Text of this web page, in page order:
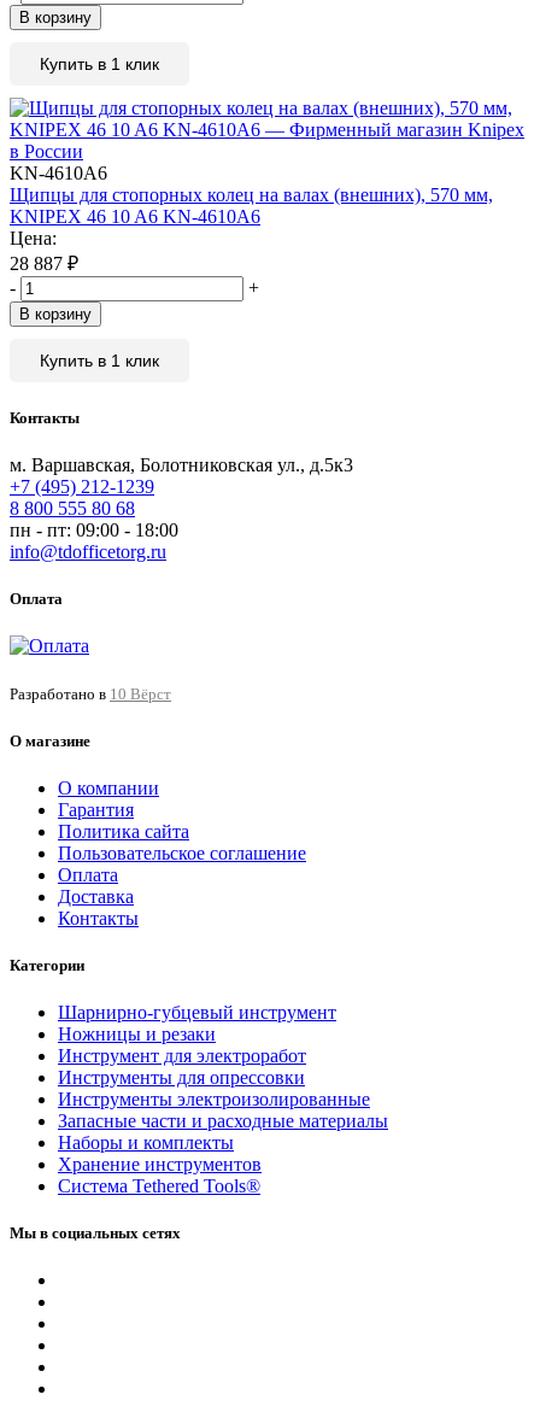
В корзину
Купить в 1 клик
KN-4610A6
Щипцы для стопорных колец на валах (внешних), 570 мм,
KNIPEX 46 10 A6 KN-4610A6
Цена:
28 887 ₽
-
+
В корзину
Купить в 1 клик
Контакты
м. Варшавская, Болотниковская ул., д.5к3
+7 (495) 212-1239
8 800 555 80 68
пн - пт: 09:00 - 18:00
info@tdofficetorg.ru
Оплата
Разработано в 10 Вёрст
О магазине
О компании
Гарантия
Политика сайта
Пользовательское соглашение
Оплата
Доставка
Контакты
Категории
Шарнирно-губцевый инструмент
Ножницы и резаки
Инструмент для электроработ
Инструменты для опрессовки
Инструменты электроизолированные
Запасные части и расходные материалы
Наборы и комплекты
Хранение инс­тру­мен­тов
Система Tethered Tools®
Мы в социальных сетях